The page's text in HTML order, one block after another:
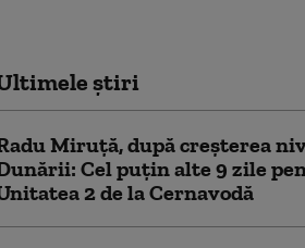
știri
Miruță, după creșterea
Cel puțin alte 9 zile
2 de la Cernavodă